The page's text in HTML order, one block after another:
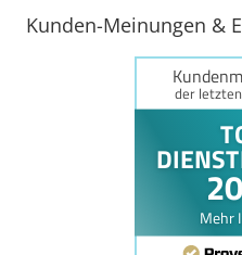
d
Kunden-Meinungen &